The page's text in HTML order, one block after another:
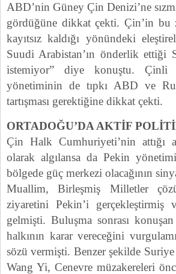
ABD’nin Güney Çin Denizi’ne
gördüğüne dikkat çekti. Çin’in bu
kayıtsız kaldığı yönündeki
Suudi Arabistan’ın önderlik ettiği
istemiyor” diye konuştu. Çinli
yönetiminin de tıpkı ABD ve
tartışması gerektiğine dikkat çekti.
ORTADOĞU’DA AKTİF
Çin Halk Cumhuriyeti’nin attığı
olarak algılansa da Pekin
bölgede güç merkezi olacağının
Muallim, Birleşmiş Milletler
ziyaretini Pekin’i
gelmişti. Buluşma sonrası
halkının karar vereceğini
sözü vermişti. Benzer şekilde
Wang Yi, Cenevre müzakereleri